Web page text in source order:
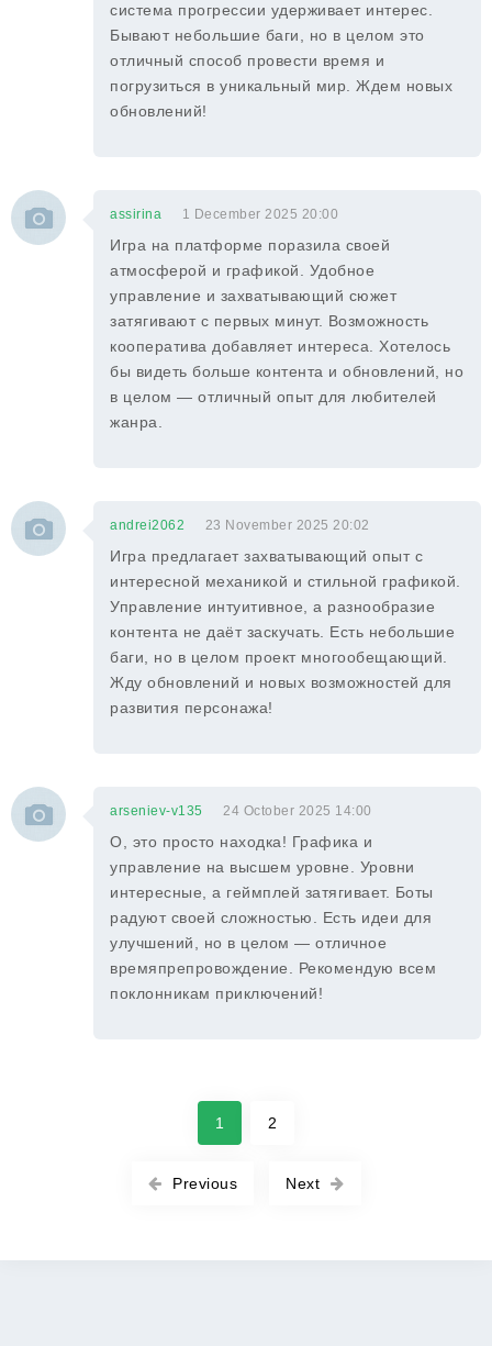
система прогрессии удерживает интерес.
Бывают небольшие баги, но в целом это
отличный способ провести время и
погрузиться в уникальный мир. Ждем новых
обновлений!
assirina 1 December 2025 20:00
Игра на платформе поразила своей
атмосферой и графикой. Удобное
управление и захватывающий сюжет
затягивают с первых минут. Возможность
кооператива добавляет интереса. Хотелось
бы видеть больше контента и обновлений, но
в целом — отличный опыт для любителей
жанра.
andrei2062 23 November 2025 20:02
Игра предлагает захватывающий опыт с
интересной механикой и стильной графикой.
Управление интуитивное, а разнообразие
контента не даёт заскучать. Есть небольшие
баги, но в целом проект многообещающий.
Жду обновлений и новых возможностей для
развития персонажа!
arseniev-v135 24 October 2025 14:00
О, это просто находка! Графика и
управление на высшем уровне. Уровни
интересные, а геймплей затягивает. Боты
радуют своей сложностью. Есть идеи для
улучшений, но в целом — отличное
времяпрепровождение. Рекомендую всем
поклонникам приключений!
Previous
1 2
Next